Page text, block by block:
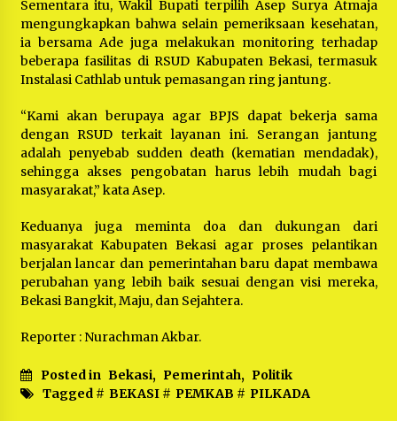
Sementara itu, Wakil Bupati terpilih Asep Surya Atmaja
mengungkapkan bahwa selain pemeriksaan kesehatan,
ia bersama Ade juga melakukan monitoring terhadap
beberapa fasilitas di RSUD Kabupaten Bekasi, termasuk
Instalasi Cathlab untuk pemasangan ring jantung.
“Kami akan berupaya agar BPJS dapat bekerja sama
dengan RSUD terkait layanan ini. Serangan jantung
adalah penyebab sudden death (kematian mendadak),
sehingga akses pengobatan harus lebih mudah bagi
masyarakat,” kata Asep.
Keduanya juga meminta doa dan dukungan dari
masyarakat Kabupaten Bekasi agar proses pelantikan
berjalan lancar dan pemerintahan baru dapat membawa
perubahan yang lebih baik sesuai dengan visi mereka,
Bekasi Bangkit, Maju, dan Sejahtera.
Reporter : Nurachman Akbar.
Posted in Bekasi, Pemerintah, Politik
Tagged # BEKASI# PEMKAB # PILKADA